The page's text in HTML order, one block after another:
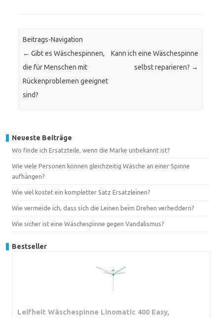
Beitrags-Navigation
← Gibt es Wäschespinnen,
die für Menschen mit
Rückenproblemen geeignet
sind?
Kann ich eine Wäschespinne
selbst reparieren? →
Neueste Beiträge
Wo finde ich Ersatzteile, wenn die Marke unbekannt ist?
Wie viele Personen können gleichzeitig Wäsche an einer Spinne
aufhängen?
Wie viel kostet ein kompletter Satz Ersatzleinen?
Wie vermeide ich, dass sich die Leinen beim Drehen verheddern?
Wie sicher ist eine Wäschespinne gegen Vandalismus?
Bestseller
Leifheit Wäschespinne Linomatic 400 Easy,